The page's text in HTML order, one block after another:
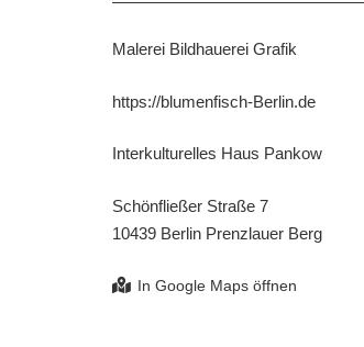
Malerei Bildhauerei Grafik
https://blumenfisch-Berlin.de
Interkulturelles Haus Pankow
Schönfließer Straße 7
10439 Berlin Prenzlauer Berg